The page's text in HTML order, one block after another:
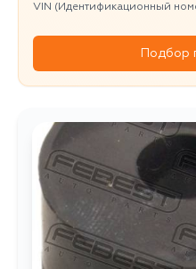
VIN (Идентификационный
Подбор